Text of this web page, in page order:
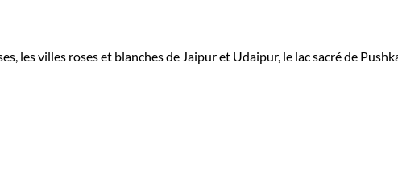
les villes roses et blanches de Jaipur et Udaipur, le lac sacré de